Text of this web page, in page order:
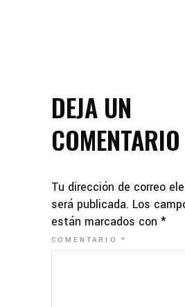
DEJA UN
COMENTARIO
Tu dirección de correo
será publicada. Los
están marcados con *
COMENTARIO*